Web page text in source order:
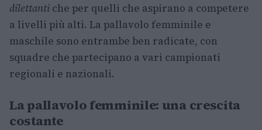
dilettanti che per quelli che aspirano a competere
a livelli più alti. La pallavolo femminile e
maschile sono entrambe ben radicate, con
squadre che partecipano a vari campionati
regionali e nazionali.
La pallavolo femminile: una crescita
costante